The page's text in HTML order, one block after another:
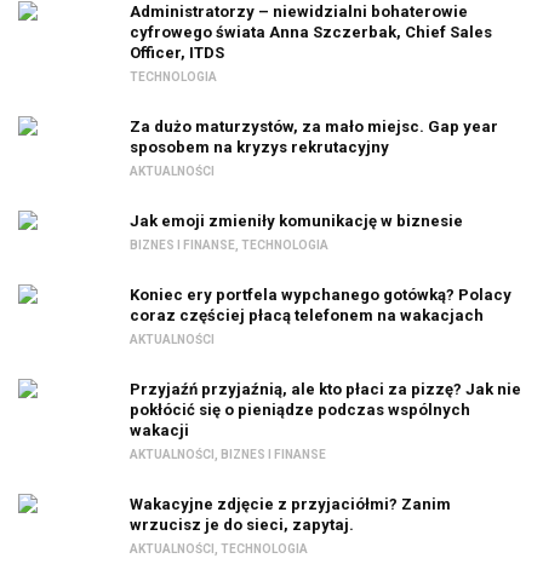
Administratorzy – niewidzialni bohaterowie
cyfrowego świata Anna Szczerbak, Chief Sales
Officer, ITDS
TECHNOLOGIA
Za dużo maturzystów, za mało miejsc. Gap year
sposobem na kryzys rekrutacyjny
AKTUALNOŚCI
Jak emoji zmieniły komunikację w biznesie
BIZNES I FINANSE TECHNOLOGIA
Koniec ery portfela wypchanego gotówką? Polacy
coraz częściej płacą telefonem na wakacjach
AKTUALNOŚCI
Przyjaźń przyjaźnią, ale kto płaci za pizzę? Jak nie
pokłócić się o pieniądze podczas wspólnych
wakacji
AKTUALNOŚCI BIZNES I FINANSE
Wakacyjne zdjęcie z przyjaciółmi? Zanim
wrzucisz je do sieci, zapytaj.
AKTUALNOŚCI TECHNOLOGIA